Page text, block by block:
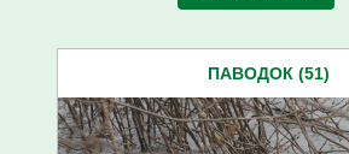
ПАВОДОК (51)